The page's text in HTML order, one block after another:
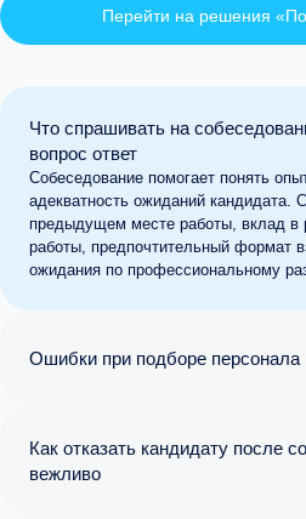
Перейти на решения
Что спрашивать на
вопрос ответ
Собеседование помогает понять
адекватность ожиданий кандидата.
предыдущем месте работы, вклад в
работы, предпочтительный формат
ожидания по профессиональному
Ошибки при подборе персонала
Как отказать кандидату после
вежливо